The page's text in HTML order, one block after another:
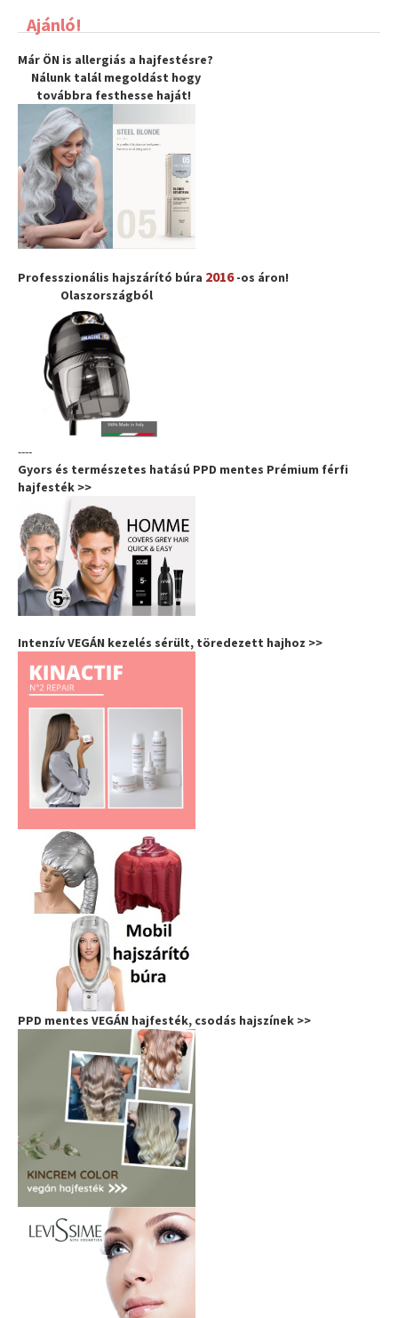
Ajánló!
Már ÖN is allergiás a hajfestésre?
Nálunk talál megoldást hogy
továbbra festhesse haját!
Professzionális hajszárító búra 2016-os áron!
Olaszországból
----
Gyors és természetes hatású PPD mentes Prémium férfi
hajfesték >>
Intenzív VEGÁN kezelés sérült, töredezett hajhoz >>
PPD mentes VEGÁN hajfesték, csodás hajszínek >>